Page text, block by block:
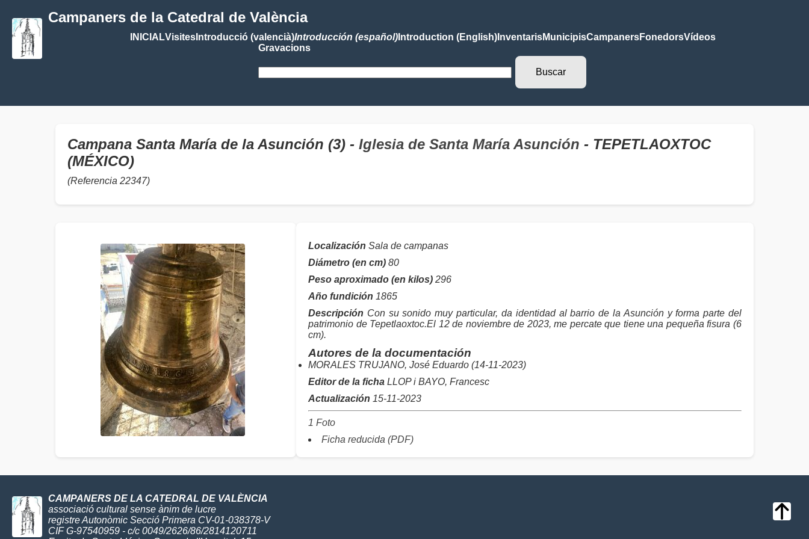
Campaners de la Catedral de València
INICIALVisitesIntroducció (valencià)Introducción (español)Introduction (English)InventarisMunicipisCampanersFonedorsVídeos
Gravacions
Campana Santa María de la Asunción (3) - Iglesia de Santa María Asunción - TEPETLAOXTOC
(MÉXICO)
(Referencia 22347)
Localización Sala de campanas
Diámetro (en cm) 80
Peso aproximado (en kilos) 296
Año fundición 1865
Descripción Con su sonido muy particular, da identidad al barrio de la Asunción y forma parte del
patrimonio de Tepetlaoxtoc.El 12 de noviembre de 2023, me percate que tiene una pequeña fisura (6
cm).
Autores de la documentación
MORALES TRUJANO, José Eduardo (14-11-2023)
Editor de la ficha LLOP i BAYO, Francesc
Actualización 15-11-2023
1 Foto
Ficha reducida (PDF)
CAMPANERS DE LA CATEDRAL DE VALÈNCIA
associació cultural sense ànim de lucre
registre Autonòmic Secció Primera CV-01-038378-V
CIF G-97540959 - c/c 0049/2626/86/2814120711